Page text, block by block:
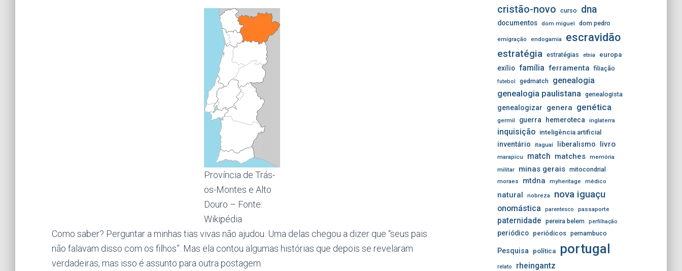
Província de Trás-
os-Montes e Alto
Douro – Fonte:
Wikipédia
Como saber? Perguntar a minhas tias vivas não ajudou. Uma delas chegou a dizer que “seus pais
não falavam disso com os filhos”. Mas ela contou algumas histórias que depois se revelaram
verdadeiras, mas isso é assunto para outra postagem.
cristão-novo curso dna
documentos dom miguel dom pedro
emigração endogamia escravidão
estratégia estratégias etnia europa
exílio família ferramenta filiação
futebol gedmatch
genealogia
genealogia paulistana genealogista
genealogizar genera genética
germil guerra hemeroteca inglaterra
inquisição inteligência artificial
inventário itaguaí liberalismo livro
marapicu match matches
memória
militar
minas gerais mitocondrial
moraes mtdna myheritage médico
natural nobreza nova iguaçu
onomástica parentesco passaporte
paternidade pereira belem perfilhação
periódico periódicos pernambuco
Pesquisa política portugal
relato rheingantz